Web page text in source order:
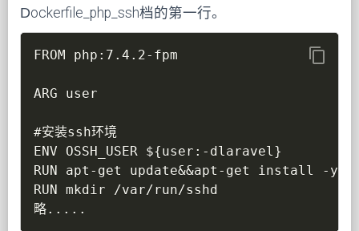
Dockerfile_php_ssh档的第一行。
content_copy
FROM php:7.4.2-fpm
ARG user
#安装ssh环境
ENV OSSH_USER ${user:-dlaravel}
RUN apt-get update&&apt-get install -y
RUN mkdir /var/run/sshd
略.....